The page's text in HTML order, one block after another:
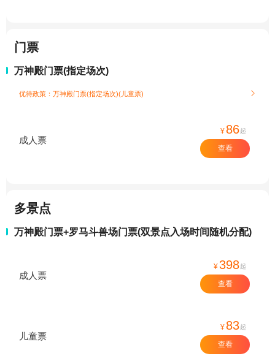
门票
万神殿门票(指定场次)
优待政策：万神殿门票(指定场次)(儿童票) 
成人票
¥ 86起
查看
多景点
万神殿门票+罗马斗兽场门票(双景点入场时间随机分配)
成人票
¥398起
查看
儿童票
¥ 83起
查看